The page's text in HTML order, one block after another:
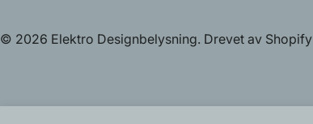
© 2026 Elektro Designbelysning. Drevet av Shopify